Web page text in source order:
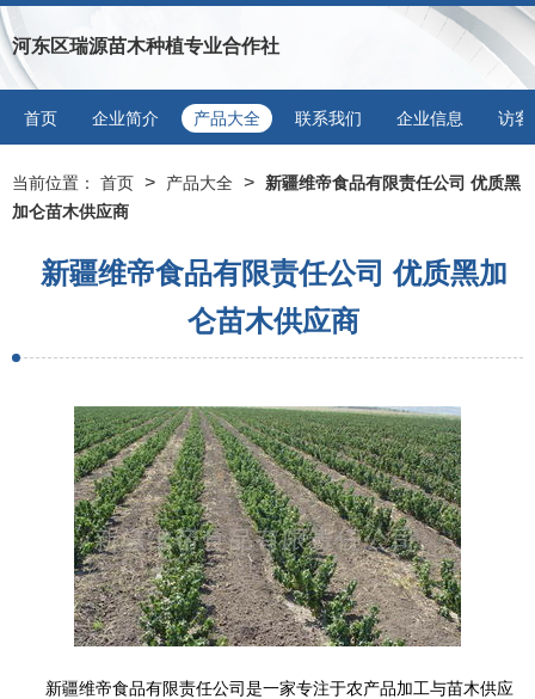
河东区瑞源苗木种植专业合作社
首页 企业简介 产品大全 联系我们 企业信息 访客
当前位置： 首页 > 产品大全 >
新疆维帝食品有限责任公司 优质黑
加仑苗木供应商
新疆维帝食品有限责任公司 优质黑加
仑苗木供应商
新疆维帝食品有限责任公司是一家专注于农产品加工与苗木供应